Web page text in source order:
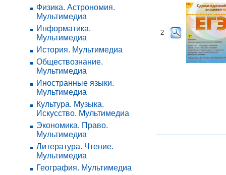
Физика. Астрономия.
Мультимедиа
Информатика.
Мультимедиа
История. Мультимедиа
Обществознание.
Мультимедиа
Иностранные языки.
Мультимедиа
Культура. Музыка.
Искусство. Мультимедиа
Экономика. Право.
Мультимедиа
Литература. Чтение.
Мультимедиа
География. Мультимедиа
2